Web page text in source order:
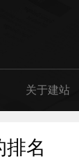
关于建站
排名